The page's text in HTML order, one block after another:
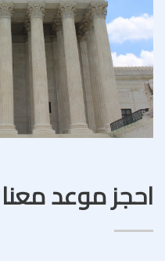
احجز موعد معنا